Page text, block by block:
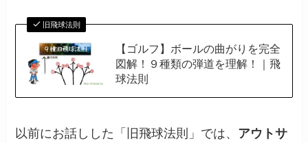
旧飛球法則
【ゴルフ】ボールの曲がりを完全
図解！９種類の弾道を理解！｜飛
球法則
以前にお話しした「旧飛球法則」では、 アウトサ